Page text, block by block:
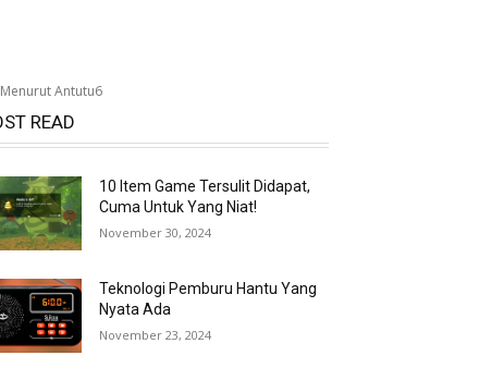
Antutu6
READ
10 Item Game Tersulit Didapat,
Cuma Untuk Yang Niat!
November 30, 2024
Teknologi Pemburu Hantu Yang
Nyata Ada
November 23, 2024